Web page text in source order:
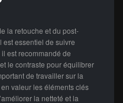
la retouche et du post-
est essentiel de suivre
est recommandé de
le contraste pour équilibrer
de travailler sur la
valeur les éléments clés
la netteté et la